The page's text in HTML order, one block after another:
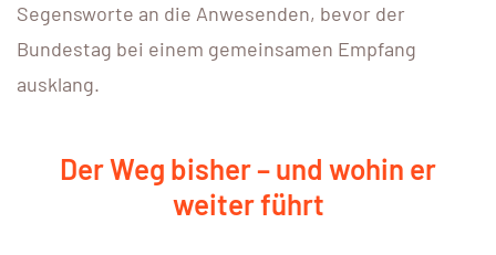
Segensworte an die Anwesenden, bevor der
Bundestag bei einem gemeinsamen Empfang
ausklang.
Der Weg bisher – und wohin er
weiter führt